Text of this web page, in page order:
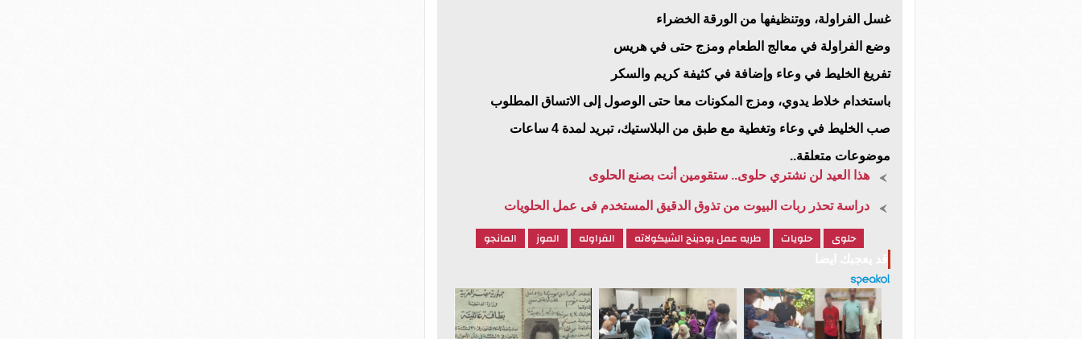
غسل الفراولة، ووتنظيفها من الورقة الخضراء
وضع الفراولة في معالج الطعام ومزج حتى في هريس
تفريغ الخليط في وعاء وإضافة في كثيفة كريم والسكر
باستخدام خلاط يدوي، ومزج المكونات معا حتى الوصول إلى الاتساق المطلوب
صب الخليط في وعاء وتغطية مع طبق من البلاستيك، تبريد لمدة 4 ساعات
موضوعات متعلقة..
هذا العيد لن نشتري حلوى.. ستقومين أنت بصنع الحلوى
دراسة تحذر ربات البيوت من تذوق الدقيق المستخدم فى عمل الحلويات
حلوى حلويات طريه عمل بودينج الشيكولاته الفراوله الموز المانجو